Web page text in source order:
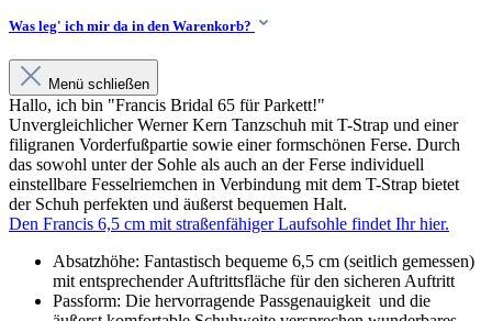
Was leg' ich mir da in den Warenkorb?
Menü schließen
Hallo, ich bin "Francis Bridal 65 für Parkett!"
Unvergleichlicher Werner Kern Tanzschuh mit T-Strap und einer
filigranen Vorderfußpartie sowie einer formschönen Ferse. Durch
das sowohl unter der Sohle als auch an der Ferse individuell
einstellbare Fesselriemchen in Verbindung mit dem T-Strap bietet
der Schuh perfekten und äußerst bequemen Halt.
Den Francis 6,5 cm mit straßenfähiger Laufsohle findet Ihr hier.
Absatzhöhe: Fantastisch bequeme 6,5 cm (seitlich gemessen)
mit entsprechender Auftrittsfläche für den sicheren Auftritt
Passform: Die hervorragende Passgenauigkeit und die